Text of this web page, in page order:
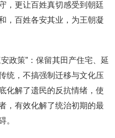
，更让百姓真切感受到朝廷
，百姓各安其业，为王朝凝
政策”：保留其田产住宅、延
统，不搞强制迁移与文化压
化解了遗民的反抗情绪，使
，有效化解了统治初期的最
。